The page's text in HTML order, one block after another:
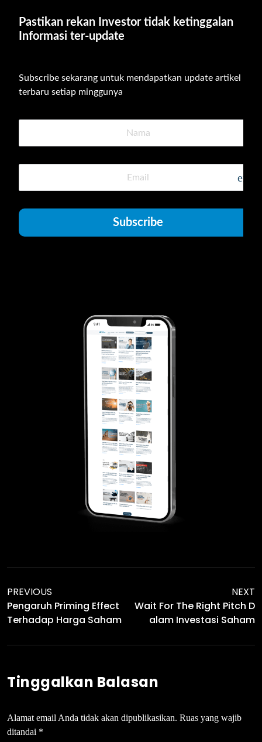
Pastikan rekan Investor tidak ketinggalan
Informasi ter-update
Subscribe sekarang untuk mendapatkan update artikel
terbaru setiap minggunya
Subscribe
PREVIOUS
Pengaruh Priming Effect
Terhadap Harga Saham
NEXT
Wait For The Right Pitch D
Alam Investasi Saham
Tinggalkan Balasan
Alamat email Anda tidak akan dipublikasikan. Ruas yang wajib
ditandai *